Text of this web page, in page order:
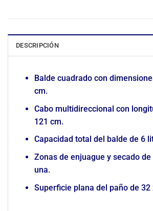
DESCRIPCIÓN
Balde cuadrado con
cm.
Cabo multidireccional con
121 cm.
Capacidad total del balde de 6
Zonas de enjuague y secado
una.
Superficie plana del paño de 32